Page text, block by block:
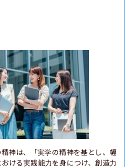
神は、「実学の精神を基とし、幅
ける実践能力を身につけ、創造力